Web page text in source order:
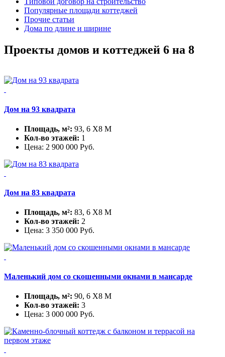
Популярные площади коттеджей
Прочие статьи
Дома по длине и ширине
Проекты домов и коттеджей 6 на 8
Дом на 93 квадрата
Площадь, м²: 93, 6 X8 М
Кол-во этажей: 1
Цена: 2 900 000 Руб.
Дом на 83 квадрата
Площадь, м²: 83, 6 X8 М
Кол-во этажей: 2
Цена: 3 350 000 Руб.
Маленький дом со скошенными окнами в мансарде
Площадь, м²: 90, 6 X8 М
Кол-во этажей: 3
Цена: 3 000 000 Руб.